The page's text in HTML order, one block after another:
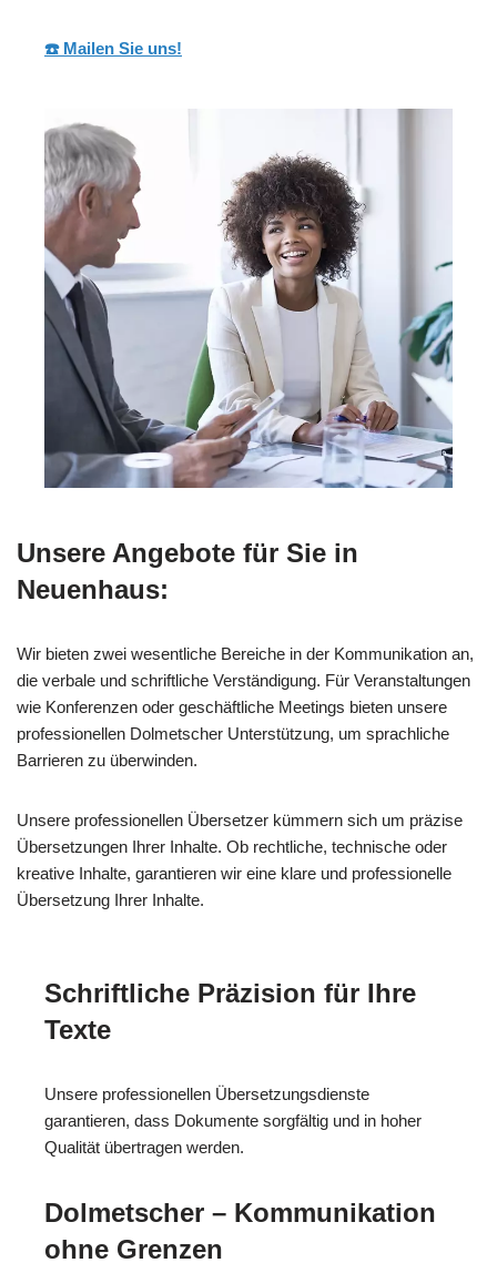
☎️ Mailen Sie uns!
Unsere Angebote für Sie in
Neuenhaus:
Wir bieten zwei wesentliche Bereiche in der Kommunikation an,
die verbale und schriftliche Verständigung. Für Veranstaltungen
wie Konferenzen oder geschäftliche Meetings bieten unsere
professionellen Dolmetscher Unterstützung, um sprachliche
Barrieren zu überwinden.
Unsere professionellen Übersetzer kümmern sich um präzise
Übersetzungen Ihrer Inhalte. Ob rechtliche, technische oder
kreative Inhalte, garantieren wir eine klare und professionelle
Übersetzung Ihrer Inhalte.
Schriftliche Präzision für Ihre
Texte
Unsere professionellen Übersetzungsdienste
garantieren, dass Dokumente sorgfältig und in hoher
Qualität übertragen werden.
Dolmetscher – Kommunikation
ohne Grenzen